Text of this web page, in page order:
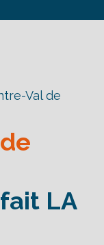
Val de
LA